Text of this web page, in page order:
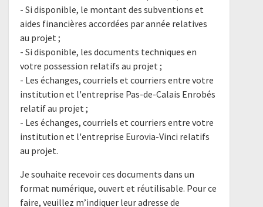
- Si disponible, le montant des subventions et
aides financières accordées par année relatives
au projet ;
- Si disponible, les documents techniques en
votre possession relatifs au projet ;
- Les échanges, courriels et courriers entre votre
institution et l'entreprise Pas-de-Calais Enrobés
relatif au projet ;
- Les échanges, courriels et courriers entre votre
institution et l'entreprise Eurovia-Vinci relatifs
au projet.
Je souhaite recevoir ces documents dans un
format numérique, ouvert et réutilisable. Pour ce
faire, veuillez m’indiquer leur adresse de